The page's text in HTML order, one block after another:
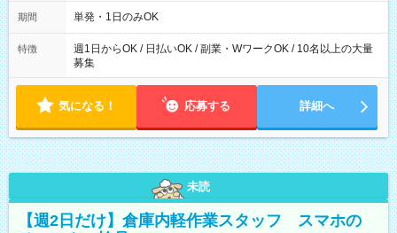
期間 単発・1日のみOK
特徴
週1日からOK / 日払いOK / 副業・WワークOK / 10名以上の大量
募集
気になる！ 応募する 詳細へ
未読
【週2日だけ】倉庫内軽作業スタッフ スマホの